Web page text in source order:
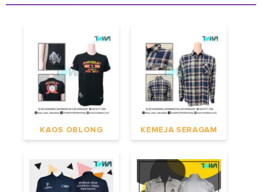
KAOS OBLONG KEMEJA SERAGAM